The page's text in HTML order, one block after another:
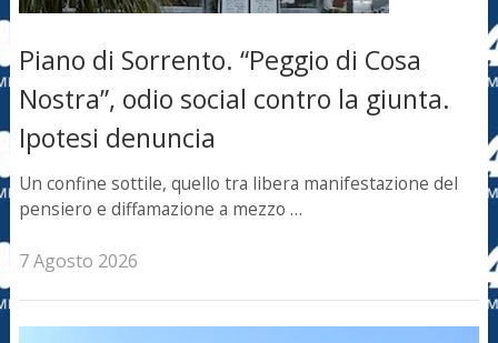
Piano di Sorrento. “Peggio di Cosa
Nostra”, odio social contro la giunta.
Ipotesi denuncia
Un confine sottile, quello tra libera manifestazione del
pensiero e diffamazione a mezzo …
7 Agosto 2026